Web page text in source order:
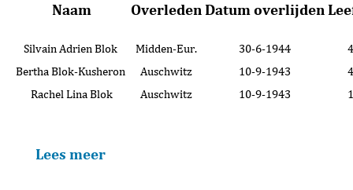
Naam Overleden Datum overlijden
Silvain Adrien Blok Midden-Eur. 30-6-1944
Bertha Blok-Kusheron
Auschwitz 10-9-1943
Rachel Lina Blok
Auschwitz 10-9-1943
Lees meer